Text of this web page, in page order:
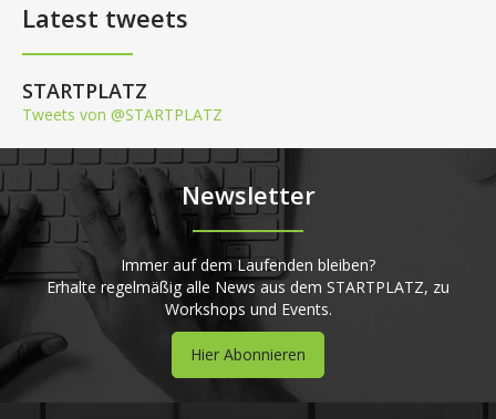
Latest tweets
STARTPLATZ
Tweets von @STARTPLATZ
Newsletter
Immer auf dem Laufenden bleiben?
Erhalte regelmäßig alle News aus dem STARTPLATZ, zu
Workshops und Events.
Hier Abonnieren